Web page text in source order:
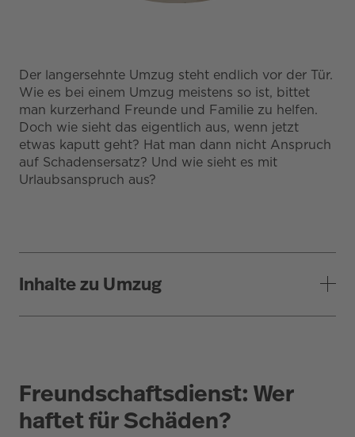
Der langersehnte Umzug steht endlich vor der Tür.
Wie es bei einem Umzug meistens so ist, bittet
man kurzerhand Freunde und Familie zu helfen.
Doch wie sieht das eigentlich aus, wenn jetzt
etwas kaputt geht? Hat man dann nicht Anspruch
auf Schadensersatz? Und wie sieht es mit
Urlaubsanspruch aus?
Inhalte zu Umzug
Freundschaftsdienst: Wer
haftet für Schäden?